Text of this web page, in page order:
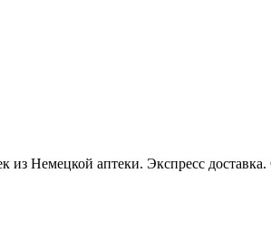
из Немецкой аптеки. Экспресс